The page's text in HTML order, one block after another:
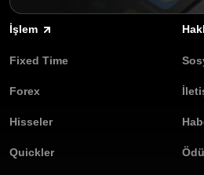
Olymptrade'den kendini
stratejilerine erişim.
yükseleceğini mi yoksa düşeceğini
FT modunda işlem yapmak, varlık
sağlamanın herkes tarafından
hesabınızda veya ücretsiz bir
avantajlarını keşfedin!
İşlem
Fixed Time
Forex
Hisseler
Quickler